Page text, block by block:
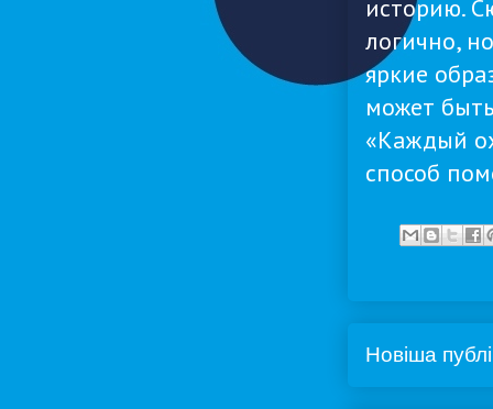
историю.
логично,
яркие
может
«Каждый
способ
Новіша